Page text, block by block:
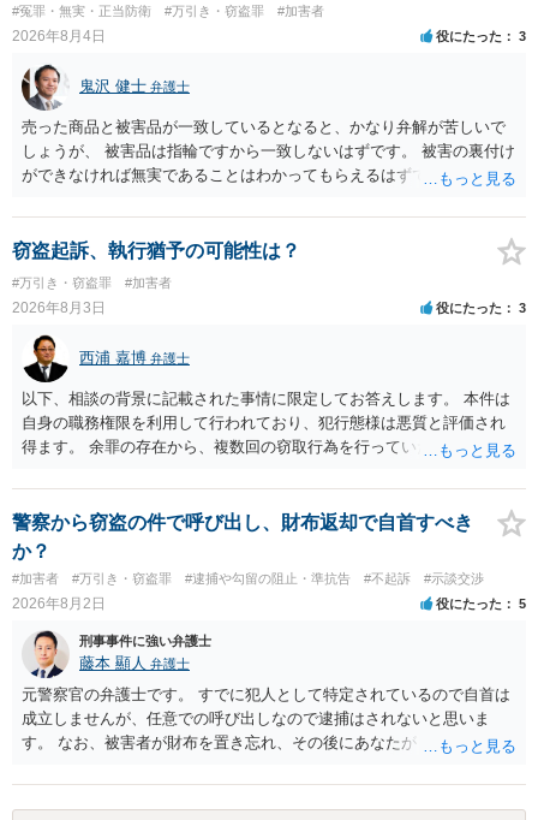
#冤罪・無実・正当防衛
#万引き・窃盗罪 #加害者
2026年8月4日 役にたった 3
鬼沢 健士 弁護士
売った商品と被害品が一致しているとなると、かなり弁解が苦しいで
しょうが、 被害品は指輪ですから一致しないはずです。 被害の裏付け
ができなければ無実であることはわかってもらえるはずです。
窃盗起訴、執行猶予の可能性は？
#万引き・窃盗罪 #加害者
2026年8月3日 役にたった 3
西浦 嘉博 弁護士
以下、相談の背景に記載された事情に限定してお答えします。 本件は
自身の職務権限を利用して行われており、犯行態様は悪質と評価され
得ます。 余罪の存在から、複数回の窃取行為を行っていたことも悪質
ると思われます。 他方、余罪を含めた全額を弁済していることは、被
害者の経済的損害の回復として有利に斟酌されます。 また、前科前歴
を有しないことも、規範意識が鈍磨しきっているとまでは言えず、有
利な点です。 その他、家族の監督等の情状証拠を適切に提出すること
で、私見ですが、執行猶予判決を視野に入れることが可能な事案と思
われます。 上記、一つの意見として参考ください。
警察から窃盗の件で呼び出し、財布返却で自首すべき
か？
#加害者 #万引き・窃盗罪 #逮捕や勾留の阻止・準抗告 #不起訴 #示談交渉
2026年8月2日 役にたった 5
刑事事件に強い弁護士
藤本 顯人 弁護士
元警察官の弁護士です。 すでに犯人として特定されているので自首は
成立しませんが、任意での呼び出しなので逮捕はされないと思いま
す。 なお、被害者が財布を置き忘れ、その後にあなたがトイレに入
と言い逃れはかなり厳しいものと思います。